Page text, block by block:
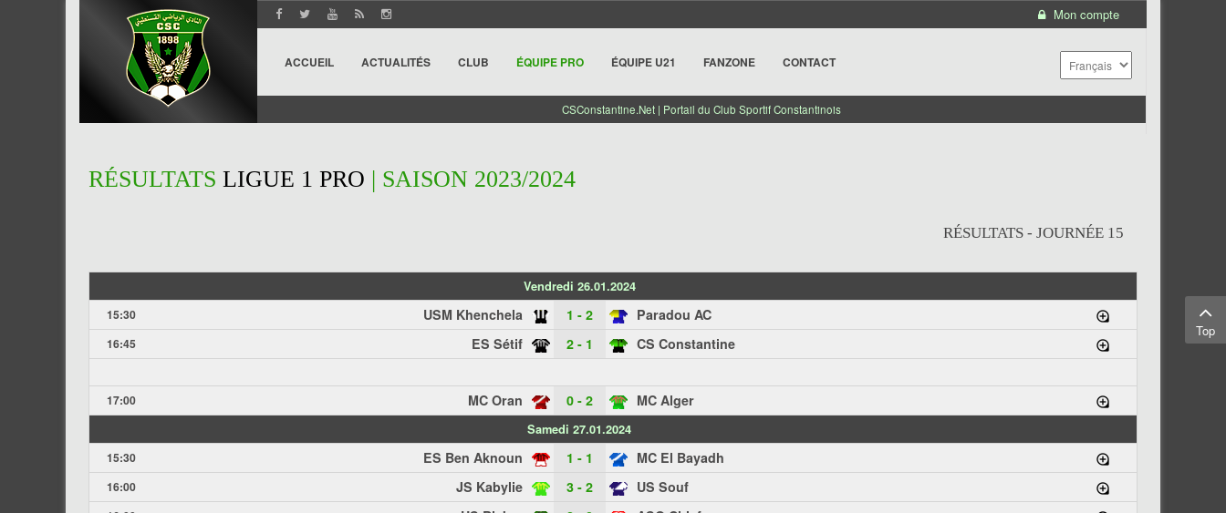
Mon compte
ACCUEIL ACTUALITÉS CLUB ÉQUIPE PRO ÉQUIPE U21 FANZONE CONTACT
CSConstantine.Net | Portail du Club Sportif Constantinois
RÉSULTATS LIGUE 1 PRO | SAISON 2023/2024
RÉSULTATS - JOURNÉE 15
Vendredi 26.01.2024
15:30
USM Khenchela 1 - 2 Paradou AC
16:45 ES Sétif 2 - 1 CS Constantine
17:00 MC Oran 0 - 2 MC Alger
Samedi 27.01.2024
15:30
ES Ben Aknoun 1 - 1 MC El Bayadh
16:00 JS Kabylie 3 - 2 US Souf
Top